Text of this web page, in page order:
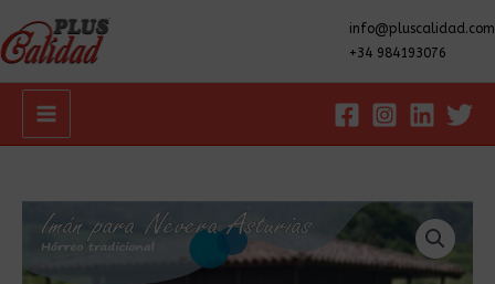
info@pluscalidad.com
+34 984193076
Main